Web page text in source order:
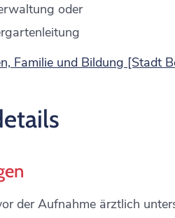
oder
Familie und Bildung [Stadt
der Aufnahme ärztlich